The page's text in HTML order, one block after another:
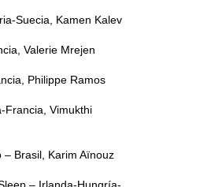
Suecia, Kamen Kalev
Valerie Mrejen
Philippe Ramos
Francia, Vimukthi
Brasil, Karim Aïnouz
– Irlanda-Hungría-